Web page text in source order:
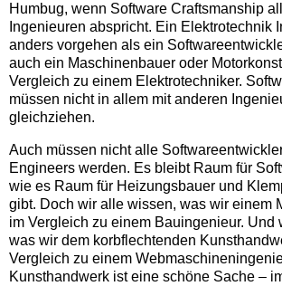
Humbug, wenn Software Craftsmanship
Ingenieuren abspricht. Ein Elektrotechnik
anders vorgehen als ein
auch ein Maschinenbauer oder
Vergleich zu einem Elektrotechniker.
müssen nicht in allem mit anderen
gleichziehen.
Auch müssen nicht alle
Engineers werden. Es bleibt Raum für
wie es Raum für Heizungsbauer und
gibt. Doch wir alle wissen, was wir einem
im Vergleich zu einem Bauingenieur. Und
was wir dem korbflechtenden
Vergleich zu einem
Kunsthandwerk ist eine schöne Sache –